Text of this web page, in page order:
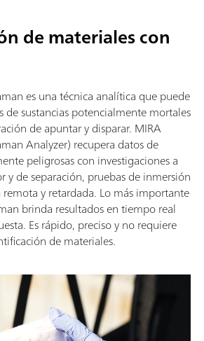
de materiales con
es una técnica analítica que puede
sustancias potencialmente mortales
de apuntar y disparar. MIRA
Analyzer) recupera datos de
peligrosas con investigaciones a
y de separación, pruebas de inmersión
y retardada. Lo más importante
brinda resultados en tiempo real
Es rápido, preciso y no requiere
de materiales.